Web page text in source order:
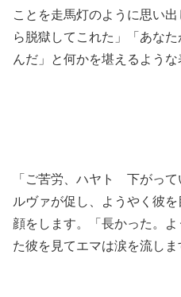
ことを走馬灯のように思い
ら脱獄してこれた」「あな
んだ」と何かを堪えるような
「ご苦労、ハヤト 下がっ
ルヴァが促し、ようやく彼
顔をします。「長かった。
た彼を見てエマは涙を流しま